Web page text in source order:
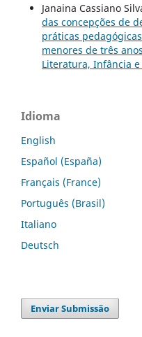
Janaina Cassiano
das concepções de
práticas
menores de três anos
Literatura, Infância e
Idioma
English
Español (España)
Français (France)
Português (Brasil)
Italiano
Deutsch
Enviar Submissão